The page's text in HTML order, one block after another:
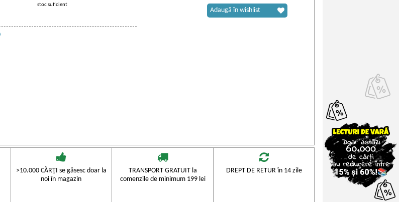
stoc suficient
Adaugă în wishlist
>10.000 CĂRŢI se găsesc doar la
noi în magazin
TRANSPORT GRATUIT la
comenzile de minimum 199 lei
DREPT DE RETUR în 14 zile